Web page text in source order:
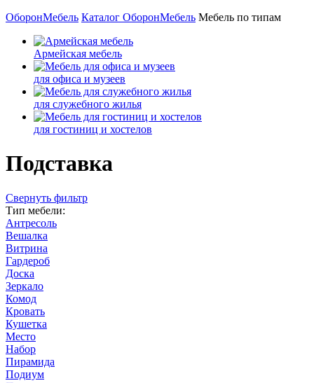
ОборонМебель Каталог ОборонМебель Мебель по типам
Армейская мебель
для офиса и музеев
для служебного жилья
для гостиниц и хостелов
Подставка
Cвернуть фильтр
Тип мебели:
Антресоль
Вешалка
Витрина
Гардероб
Доска
Зеркало
Комод
Кровать
Кушетка
Место
Набор
Пирамида
Подиум